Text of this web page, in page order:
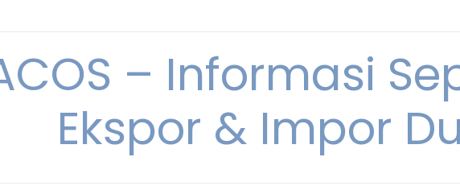
– Informasi
Ekspor & Impor